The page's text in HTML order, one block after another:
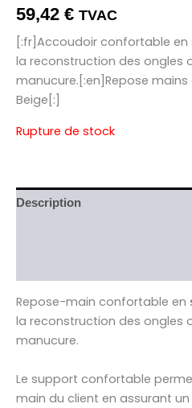
59,42 € TVAC
[:fr]Accoudoir confortable
la reconstruction des ongles
manucure.[:en]Repose mains
Beige[:]
Rupture de stock
Description
Repose-main confortable en
la reconstruction des ongles
manucure.
Le support confortable
main du client en assurant